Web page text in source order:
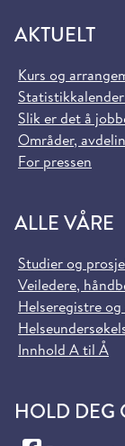
AKTUELT
Kurs og
Slik er det å
Områder,
For pressen
ALLE VÅRE
Studier og
Veiledere,
Helseregistre
Innhold A til Å
HOLD DEG